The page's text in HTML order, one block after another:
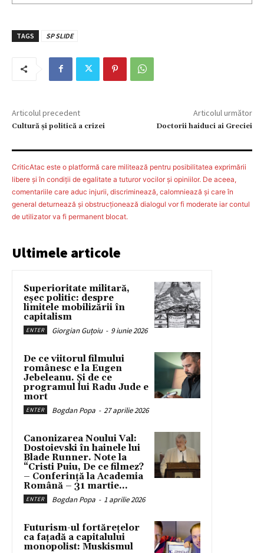
TAGS SP SLIDE
Articolul precedent
Cultură şi politică a crizei
Articolul următor
Doctorii haiduci ai Greciei
CriticAtac este o platformă care militează pentru posibilitatea exprimării
libere şi în condiţii de egalitate a tuturor vocilor şi opiniilor. De aceea,
comentariile care aduc injurii, discriminează, calomniează şi care în
general deturnează şi obstrucţionează dialogul vor fi moderate iar contul
de utilizator va fi permanent blocat.
Ultimele articole
Superioritate militară,
eșec politic: despre
limitele mobilizării în
capitalism
ENTER Giorgian Guțoiu - 9 iunie 2026
De ce viitorul filmului
românesc e la Eugen
Jebeleanu. Și de ce
programul lui Radu Jude e
mort
ENTER Bogdan Popa - 27 aprilie 2026
Canonizarea Noului Val:
Dostoievski în hainele lui
Blade Runner. Note la
“Cristi Puiu, De ce filmez?
– Conferință la Academia
Română – 31 martie...
ENTER Bogdan Popa - 1 aprilie 2026
Futurism-ul fortărețelor
ca fațadă a capitalului
monopolist: Muskismul